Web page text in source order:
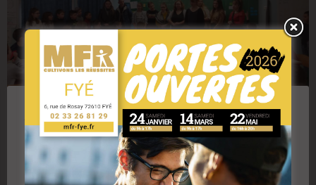
RESPECT DE VOTRE VIE PRIVÉE
Nous utilisons des cookies pour améliorer l'expérience
des utilisateurs du site et analyser le trafic. En cliquant
sur "Accepter" vous acceptez l'utilisation des cookies
ou technologies similaires, y compris de partenaires